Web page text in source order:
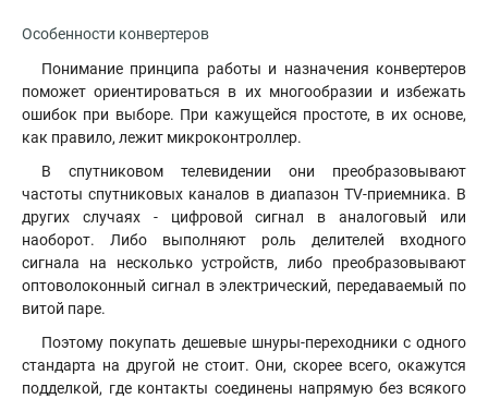
Особенности конвертеров
Понимание принципа работы и назначения конвертеров
поможет ориентироваться в их многообразии и избежать
ошибок при выборе. При кажущейся простоте, в их основе,
как правило, лежит микроконтроллер.
В спутниковом телевидении они преобразовывают
частоты спутниковых каналов в диапазон TV-приемника. В
других случаях - цифровой сигнал в аналоговый или
наоборот. Либо выполняют роль делителей входного
сигнала на несколько устройств, либо преобразовывают
оптоволоконный сигнал в электрический, передаваемый по
витой паре.
Поэтому покупать дешевые шнуры-переходники с одного
стандарта на другой не стоит. Они, скорее всего, окажутся
подделкой, где контакты соединены напрямую без всякого